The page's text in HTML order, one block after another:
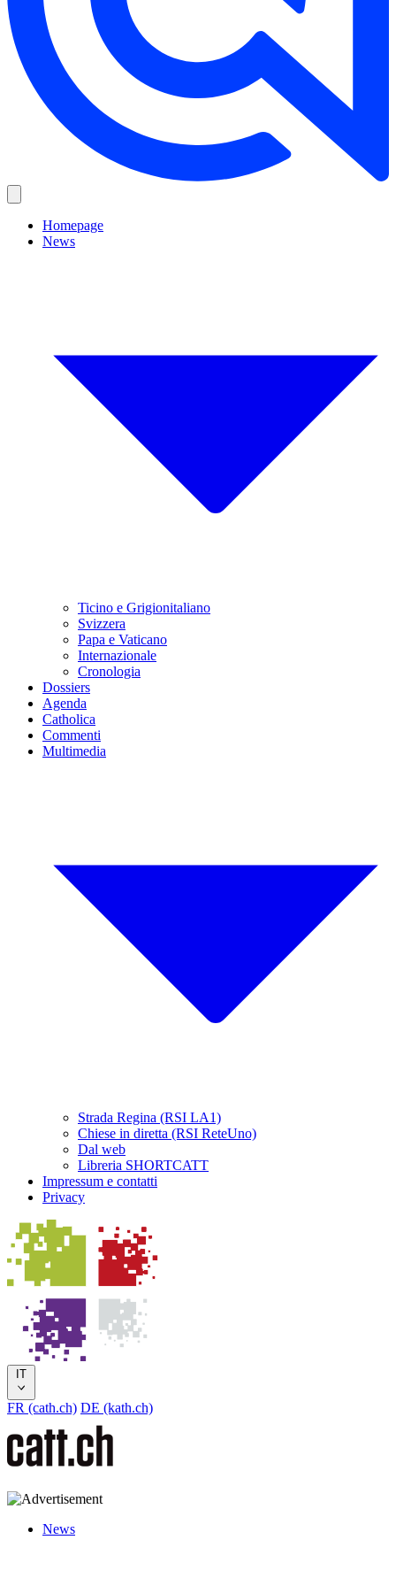
Homepage
News
Ticino e Grigionitaliano
Svizzera
Papa e Vaticano
Internazionale
Cronologia
Dossiers
Agenda
Catholica
Commenti
Multimedia
Strada Regina (RSI LA1)
Chiese in diretta (RSI ReteUno)
Dal web
Libreria SHORTCATT
Impressum e contatti
Privacy
IT
FR (cath.ch) DE (kath.ch)
News